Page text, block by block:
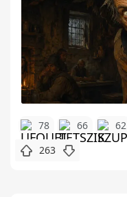
78 66 62
263